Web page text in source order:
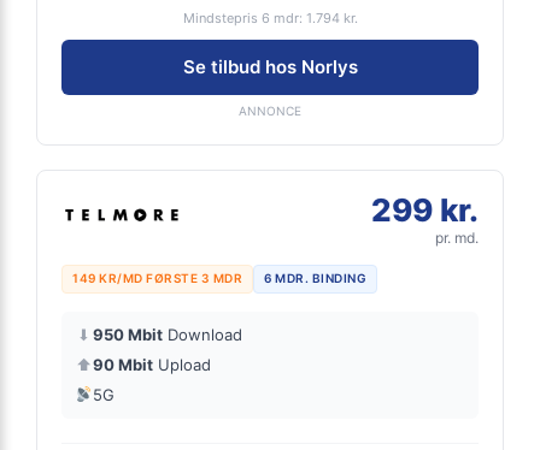
Mindstepris 6 mdr: 1.794 kr.
Se tilbud hos Norlys
ANNONCE
299 kr.
pr. md.
149 KR/MD FØRSTE 3 MDR 6 MDR. BINDING
⬇ 950 Mbit Download
⬆90 Mbit Upload
5G